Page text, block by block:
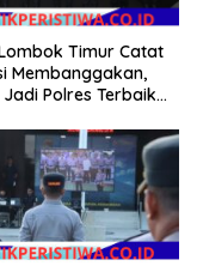
Timur Catat
Membanggakan,
Jadi Polres Terbaik